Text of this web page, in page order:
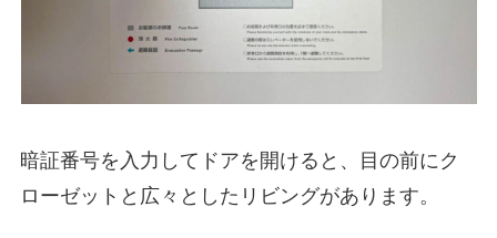
暗証番号を入力してドアを開けると、目の前にク
ローゼットと広々としたリビングがあります。